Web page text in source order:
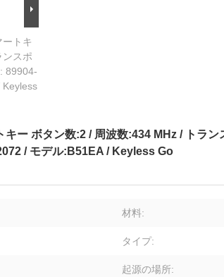
トキ
スポ
89904-
Keyless
キー ボタン数:2 / 周波数:434 MHz / トラ
/ モデル:B51EA / Keyless Go
材料:
タイプ:
起源の場所: